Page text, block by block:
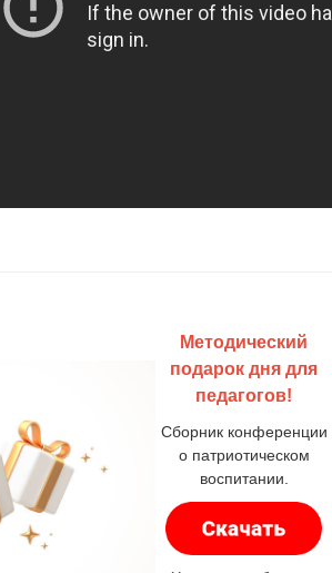
Методический
подарок дня для
педагогов!
Сборник конференции
о патриотическом
воспитании.